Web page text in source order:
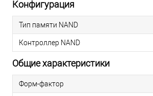
Конфигурация
Тип памяти NAND
Контроллер NAND
Общие характеристики
Форм-фактор